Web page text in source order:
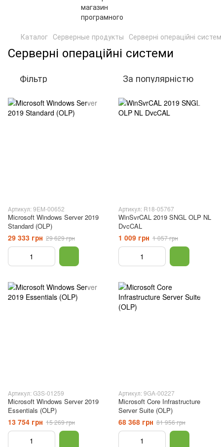
Каталог Серверные продукты Серверні операційні
Серверні операційні системи
Фільтр За популярністю
Артикул: 9EM-00652
Microsoft Windows Server 2019
Standard (OLP)
29 333 грн 29 629 грн
Артикул: R18-05767
WinSvrCAL 2019 SNGL OLP NL
DvcCAL
1 009 грн 1 057 грн
Артикул: G3S-01259
Microsoft Windows Server 2019
Essentials (OLP)
13 754 грн 15 269 грн
Артикул: 9GA-00227
Microsoft Core Infrastructure
Server Suite (OLP)
68 368 грн 81 956 грн